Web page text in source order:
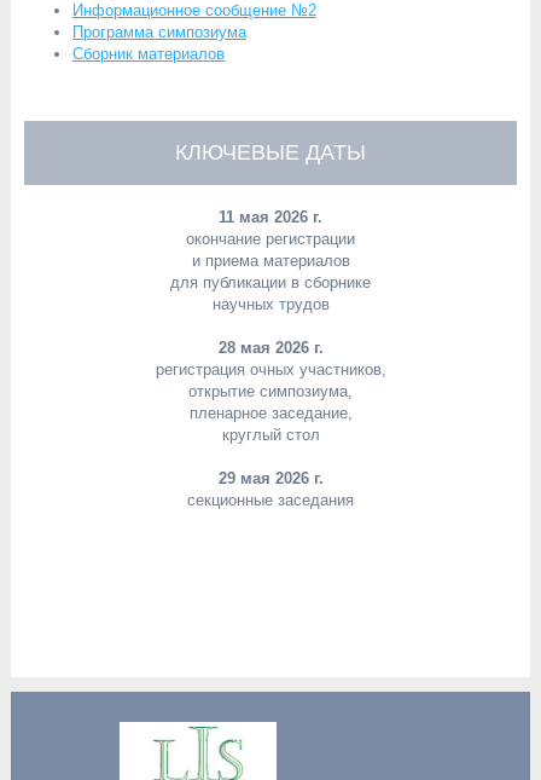
Информационное сообщение №2
Программа симпозиума
Сборник материалов
КЛЮЧЕВЫЕ ДАТЫ
11 мая 2026 г.
окончание регистрации
и приема материалов
для публикации в сборнике
научных трудов
28 мая 2026 г.
регистрация очных участников,
открытие симпозиума,
пленарное заседание,
круглый стол
29 мая 2026 г.
секционные заседания